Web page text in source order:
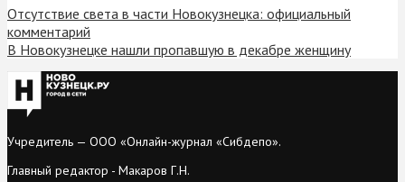
Отсутствие света в части Новокузнецка: официальный
комментарий
В Новокузнецке нашли пропавшую в декабре женщину
Учредитель — ООО «Онлайн-журнал «Сибдепо».
Главный редактор - Макаров Г.Н.